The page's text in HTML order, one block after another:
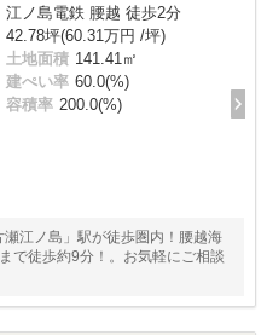
江ノ島電鉄 腰越 徒歩2分
42.78坪(60.31万円 /坪)
土地面積 141.41㎡
建ぺい率 60.0(%)
容積率 200.0(%)
瀬江ノ島」駅が徒歩圏内！腰越海
で徒歩約9分！。お気軽にご相談